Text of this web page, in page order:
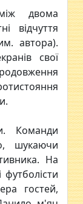
двома
відчуття
автора).
свої
Команди
шукаючи
На
гостей,